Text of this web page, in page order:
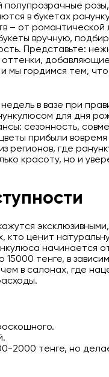
в букетах
– от романтической
вручную,
Представьте:
мы гордимся тем,
в вазе при
для дня
сезонность,
прибыли вовремя
регионов, где
красоту, но и
кто ценит
начинается
тенге, в
в салонах, где
2000 тенге, но